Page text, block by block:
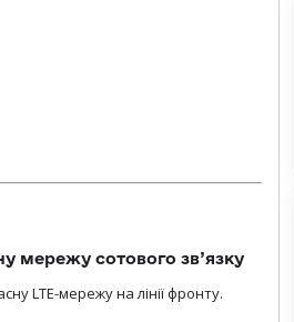
мережу сотового зв’язку
LTE-мережу на лінії фронту.